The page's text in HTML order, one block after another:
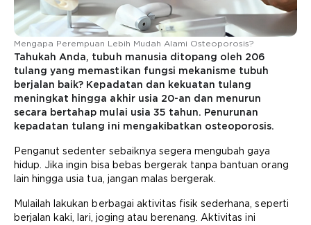
Mengapa Perempuan Lebih Mudah Alami Osteoporosis?
Tahukah Anda, tubuh manusia ditopang oleh 206
tulang yang memastikan fungsi mekanisme tubuh
berjalan baik? Kepadatan dan kekuatan tulang
meningkat hingga akhir usia 20-an dan menurun
secara bertahap mulai usia 35 tahun. Penurunan
kepadatan tulang ini mengakibatkan osteoporosis.
Penganut sedenter sebaiknya segera mengubah gaya
hidup. Jika ingin bisa bebas bergerak tanpa bantuan orang
lain hingga usia tua, jangan malas bergerak.
Mulailah lakukan berbagai aktivitas fisik sederhana, seperti
berjalan kaki, lari, joging atau berenang. Aktivitas ini